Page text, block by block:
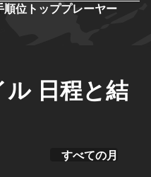
順位 トッププレーヤー
日程と結
すべての月